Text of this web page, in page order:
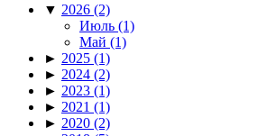
▼ 2026 (2)
Июль (1)
Май (1)
► 2025 (1)
► 2024 (2)
► 2023 (1)
► 2021 (1)
► 2020 (2)